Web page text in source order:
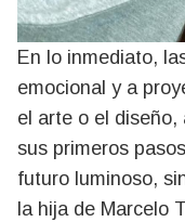
En lo inmediato,
emocional y a
el arte o el diseño,
sus primeros
futuro luminoso,
la hija de Marcelo